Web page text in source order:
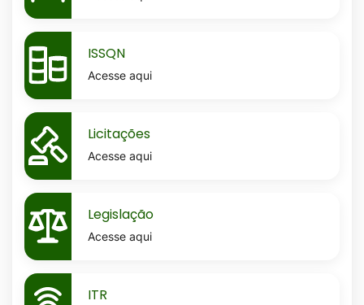
MaskIssqn
ISSQN
Acesse aqui
MaskLicitacoes
Licitações
Acesse aqui
MaskLegislacao
Legislação
Acesse aqui
MaskItr ITR